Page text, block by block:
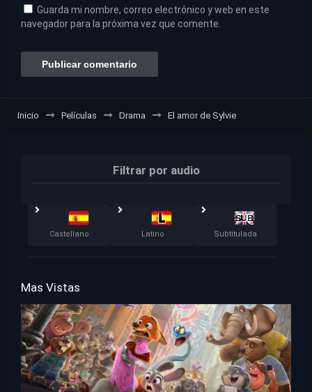
Guarda mi nombre, correo electrónico y web en este
navegador para la próxima vez que comente.
Inicio Películas Drama El amor de Sylvie
Filtrar por audio
Castellano Latino Subtitulada
Mas Vistas